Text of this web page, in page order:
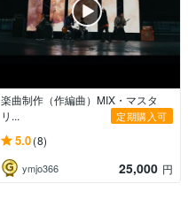
楽曲制作（作編曲）MIX・マスタ
リ...
定期購入可
5.0(8)
ymjo366 25,000 円